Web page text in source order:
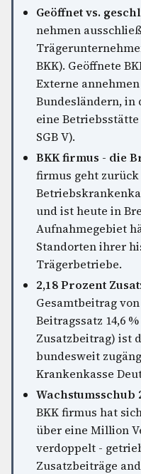
Geöffnet vs.
nehmen
BKK). Geöffnete
Externe
Bundesländern, in
eine Betriebsstätte
SGB V).
BKK firmus - die
firmus geht
und ist heute in
Aufnahmegebiet
Standorten ihrer
Trägerbetriebe.
2,18 Prozent
Gesamtbeitrag
Beitragssatz 14,6 %
Zusatzbeitrag) ist
bundesweit
Krankenkasse
Wachstumsschub
BKK firmus hat
über eine Million
verdoppelt -
Zusatzbeiträge